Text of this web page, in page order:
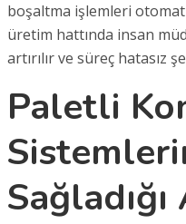
boşaltma işlemleri
üretim hattında insan
artırılır ve süreç hatasız
Paletli